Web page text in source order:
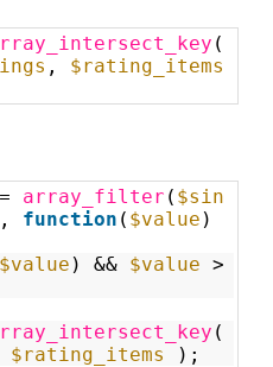
(
, $rating_items
= array_filter ( $sin
, function ( $value )
$value ) && $value >
(
$rating_items );